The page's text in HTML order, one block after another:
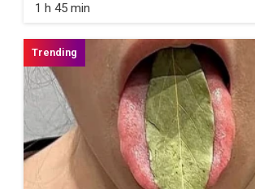
1 h 45 min